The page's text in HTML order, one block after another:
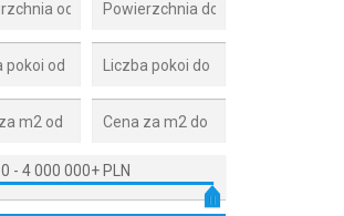
0 - 4 000 000+ PLN